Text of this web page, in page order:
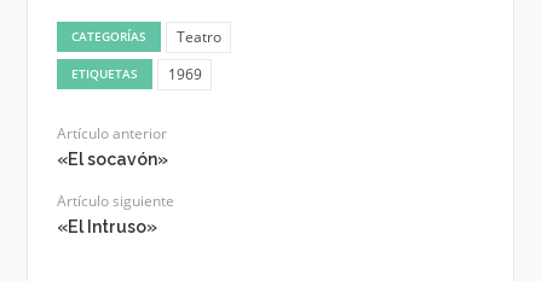
CATEGORÍAS Teatro
ETIQUETAS 1969
Artículo anterior
«El socavón»
Artículo siguiente
«El Intruso»